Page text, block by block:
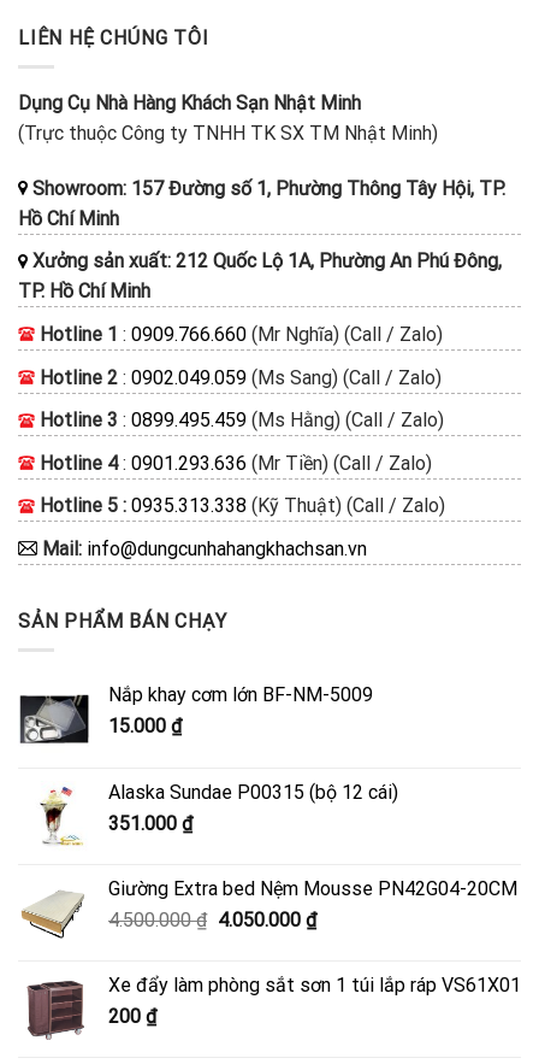
LIÊN HỆ CHÚNG TÔI
Dụng Cụ Nhà Hàng Khách Sạn Nhật Minh
(Trực thuộc Công ty TNHH TK SX TM Nhật Minh)
Showroom: 157 Đường số 1, Phường Thông Tây Hội, TP.
Hồ Chí Minh
Xưởng sản xuất: 212 Quốc Lộ 1A, Phường An Phú Đông,
TP. Hồ Chí Minh
Hotline 1 : 0909.766.660 (Mr Nghĩa) (Call / Zalo)
Hotline 2 : 0902.049.059 (Ms Sang) (Call / Zalo)
Hotline 3 : 0899.495.459 (Ms Hằng) (Call / Zalo)
Hotline 4: 0901.293.636 (Mr Tiền) (Call / Zalo)
Hotline 5 : 0935.313.338 (Kỹ Thuật) (Call / Zalo)
Mail: info@dungcunhahangkhachsan.vn
SẢN PHẨM BÁN CHẠY
Nắp khay cơm lớn BF-NM-5009
15.000 ₫
Alaska Sundae P00315 (bộ 12 cái)
351.000 ₫
Giường Extra bed Nệm Mousse PN42G04-20CM
4.500.000₫ Giá
4.500.000 ₫.
4.050.000 ₫Giá
là:
Xe đẩy làm phòng sắt sơn 1 túi lắp ráp VS61X01
200 ₫